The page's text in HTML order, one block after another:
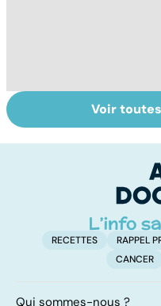
Violences
sexuelles :
Voir
RECETTES RAPPEL
CANCER
Qui sommes-nous ?